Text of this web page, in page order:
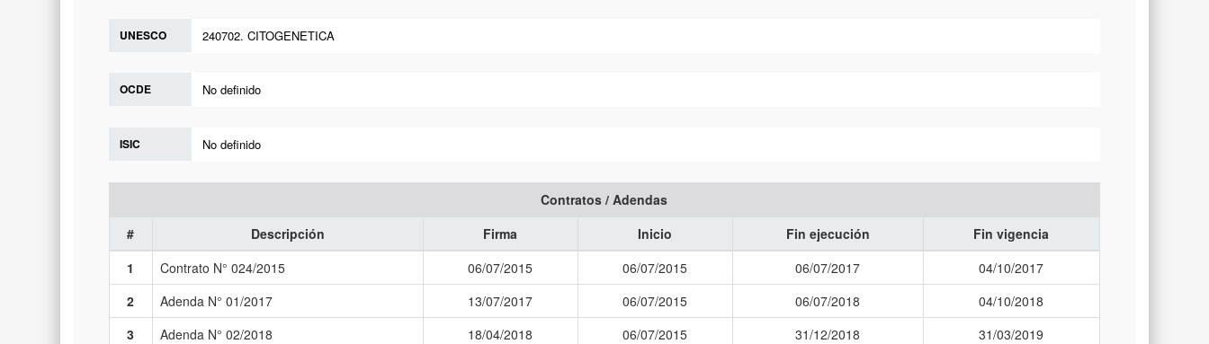
UNESCO 240702. CITOGENETICA
OCDE No definido
ISIC No definido
Contratos / Adendas
#
Descripción Firma Inicio Fin ejecución
Fin vigencia
1
Contrato N° 024/2015 06/07/2015 06/07/2015 06/07/2017
04/10/2017
2
Adenda N° 01/2017 13/07/2017 06/07/2015 06/07/2018
04/10/2018
3
Adenda N° 02/2018 18/04/2018 06/07/2015 31/12/2018
31/03/2019